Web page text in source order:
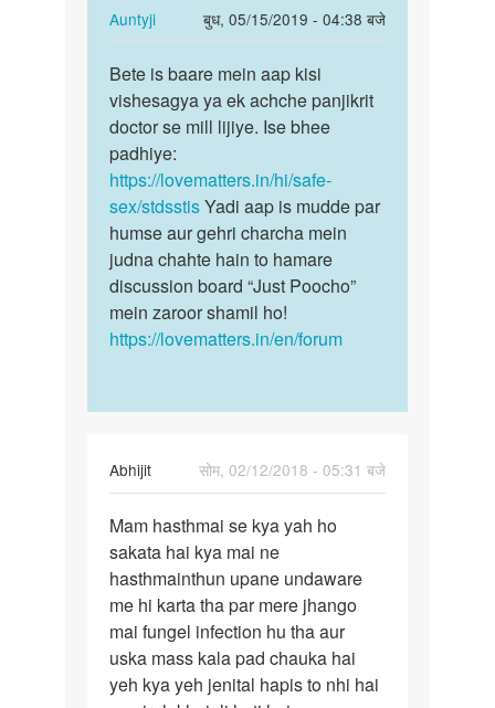
Se…
by
manish
Auntyji
बुध, 05/15/2019 - 04:38 बजे
In
reply
to
Long
per
chale
by
Ankaj
Bete
is
baare
mein
aap
kisi…
Bete is baare mein aap kisi
vishesagya ya ek achche panjikrit
doctor se mill lijiye. Ise bhee
padhiye:
https://lovematters.in/hi/safe-
sex/stdsstisYadi aap is mudde par
humse aur gehri charcha mein
judna chahte hain to hamare
discussion board “Just Poocho”
mein zaroor shamil ho!
https://lovematters.in/en/forum
Abhijit
सोम, 02/12/2018 - 05:31 बजे
Mam
hasthmai
se
kya
yah
ho…
Mam hasthmai se kya yah ho
sakata hai kya mai ne
hasthmainthun upane undaware
me hi karta tha par mere jhango
mai fungel infection hu tha aur
uska mass kala pad chauka hai
yeh kya yeh jenital hapis to nhi hai